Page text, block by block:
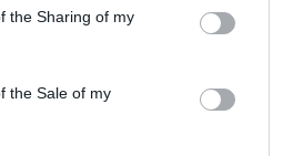
the Sharing of my
the Sale of my
trabajo de desmitificar la
verdadera, de
es un trabajo